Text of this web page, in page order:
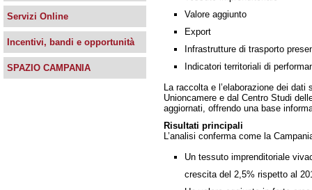
Valore aggiunto
Export
Infrastrutture di trasporto
Indicatori territoriali di
La raccolta e l’elaborazione dei
Unioncamere e dal Centro Studi
aggiornati, offrendo una base
Risultati principali
L’analisi conferma come la
Un tessuto imprenditoriale
crescita del 2,5% rispetto al
Servizi Online
Incentivi, bandi e opportunità
SPAZIO CAMPANIA